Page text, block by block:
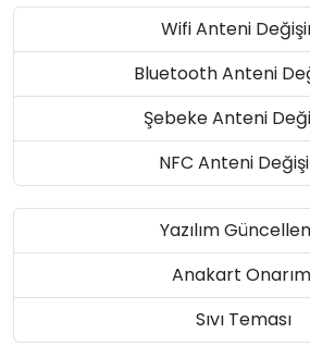
Wifi Anteni
Bluetooth Anteni
Şebeke Anteni
NFC Anteni
Yazılım
Anakart
Sıvı Teması